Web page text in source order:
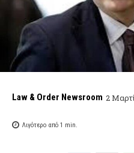
Law & Order Newsroom 2
Λιγότερο από 1 min.